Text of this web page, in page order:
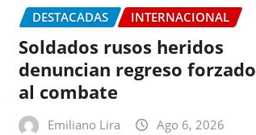
DESTACADAS INTERNACIONAL
Soldados rusos heridos
denuncian regreso forzado
al combate
Emiliano Lira Ago 6, 2026